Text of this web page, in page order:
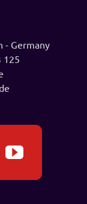
- Germany
125